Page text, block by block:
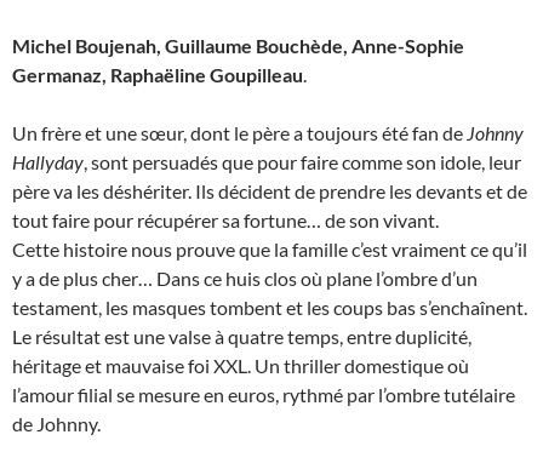
Michel Boujenah, Guillaume Bouchède, Anne-Sophie
Germanaz, Raphaëline Goupilleau.
Un frère et une sœur, dont le père a toujours été fan de Johnny
Hallyday, sont persuadés que pour faire comme son idole, leur
père va les déshériter. Ils décident de prendre les devants et de
tout faire pour récupérer sa fortune… de son vivant.
Cette histoire nous prouve que la famille c’est vraiment ce qu’il
y a de plus cher… Dans ce huis clos où plane l’ombre d’un
testament, les masques tombent et les coups bas s’enchaînent.
Le résultat est une valse à quatre temps, entre duplicité,
héritage et mauvaise foi XXL. Un thriller domestique où
l’amour filial se mesure en euros, rythmé par l’ombre tutélaire
de Johnny.